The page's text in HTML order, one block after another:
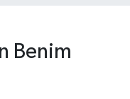
Benim